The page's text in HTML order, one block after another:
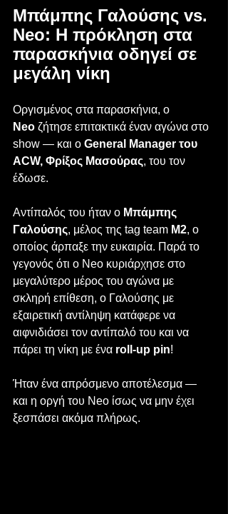
Μπάμπης Γαλούσης vs.
Neo: Η πρόκληση στα
παρασκήνια οδηγεί σε
μεγάλη νίκη
Οργισμένος στα παρασκήνια, ο
Neo ζήτησε επιτακτικά έναν αγώνα στο
show — και ο General Manager του
ACW, Φρίξος Μασούρας, του τον
έδωσε.
Αντίπαλός του ήταν ο Μπάμπης
Γαλούσης, μέλος της tag team M2, ο
οποίος άρπαξε την ευκαιρία. Παρά το
γεγονός ότι ο Neo κυριάρχησε στο
μεγαλύτερο μέρος του αγώνα με
σκληρή επίθεση, ο Γαλούσης με
εξαιρετική αντίληψη κατάφερε να
αιφνιδιάσει τον αντίπαλό του και να
πάρει τη νίκη με ένα roll-up pin!
Ήταν ένα απρόσμενο αποτέλεσμα —
και η οργή του Neo ίσως να μην έχει
ξεσπάσει ακόμα πλήρως.